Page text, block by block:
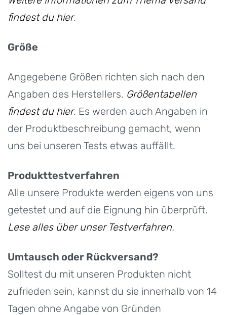
findest du hier.
Größe
Angegebene Größen richten sich nach den
Angaben des Herstellers. Größentabellen
findest du hier. Es werden auch Angaben in
der Produktbeschreibung gemacht, wenn
uns bei unseren Tests etwas auffällt.
Produkttestverfahren
Alle unsere Produkte werden eigens von uns
getestet und auf die Eignung hin überprüft.
Lese alles über unser Testverfahren.
Umtausch oder Rückversand?
Solltest du mit unseren Produkten nicht
zufrieden sein, kannst du sie innerhalb von 14
Tagen ohne Angabe von Gründen